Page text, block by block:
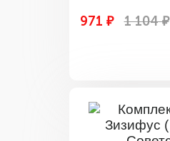
971 ₽ 1 104 ₽